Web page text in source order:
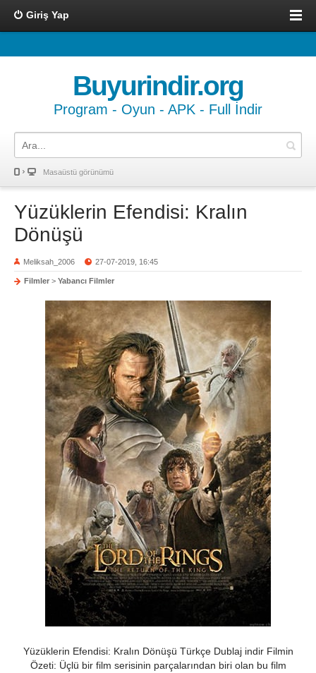
Giriş Yap
Buyurindir.org
Program - Oyun - APK - Full İndir
Masaüstü görünümü
Yüzüklerin Efendisi: Kralın
Dönüşü
Meliksah_2006 27-07-2019, 16:45
Filmler > Yabancı Filmler
Yüzüklerin Efendisi: Kralın Dönüşü Türkçe Dublaj indir Filmin
Özeti: Üçlü bir film serisinin parçalarından biri olan bu film